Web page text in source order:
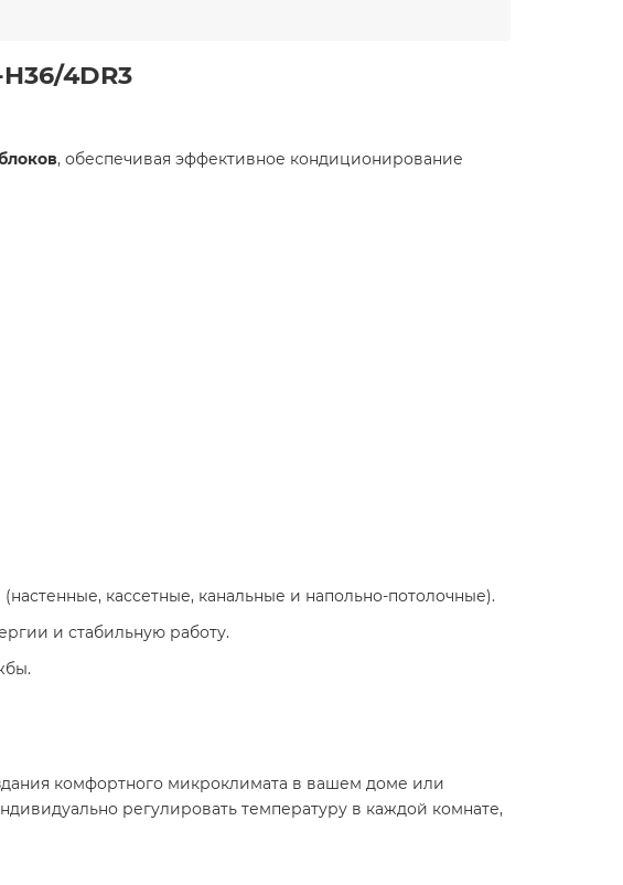
4DR3
, обеспечивая эффективное кондиционирование
кассетные, канальные и напольно-потолочные).
и стабильную работу.
комфортного микроклимата в вашем доме или
регулировать температуру в каждой комнате,